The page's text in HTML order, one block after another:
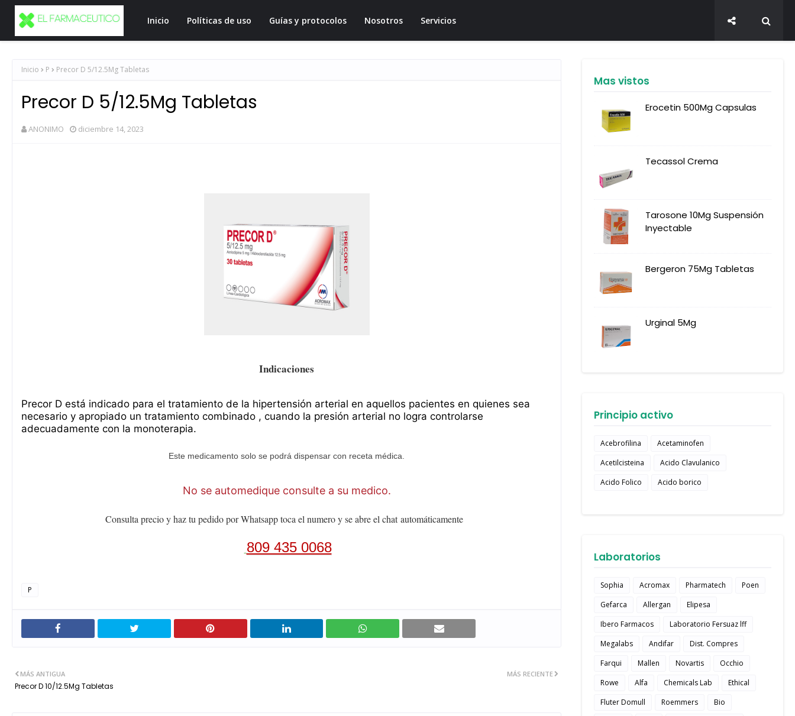
Inicio Políticas de uso Guías y protocolos Nosotros Servicios
Inicio P Precor D 5/12.5Mg Tabletas
Precor D 5/12.5Mg Tabletas
ANONIMO diciembre 14, 2023
Indicaciones
Precor D está indicado para el tratamiento de la hipertensión arterial en aquellos pacientes en quienes sea
necesario y apropiado un tratamiento combinado , cuando la presión arterial no logra controlarse
adecuadamente con la monoterapia.
Este medicamento solo se podrá dispensar con receta médica.
No se automedique consulte a su medico.
Consulta precio y haz tu pedido por Whatsapp toca el numero y se abre el chatautomáticamente
809 435 0068
P
MÁS RECIENTE
MÁS ANTIGUA
Precor D 10/12.5Mg Tabletas
Mas vistos
Erocetin 500Mg Capsulas
Tecassol Crema
Tarosone 10Mg Suspensión
Inyectable
Bergeron 75Mg Tabletas
Urginal 5Mg
Principio activo
Acebrofilina
Acetaminofen
Acetilcisteina
Acido Clavulanico
Acido Folico
Acido borico
Laboratorios
Sophia Acromax Pharmatech
Poen
Gefarca
Allergan
Elipesa
Ibero Farmacos
Laboratorio Fersuaz lff
Megalabs
Andifar
Dist. Compres
Farqui
Mallen Novartis
Occhio
Rowe
Alfa Chemicals Lab
Ethical
Fluter Domull
Roemmers
Bio